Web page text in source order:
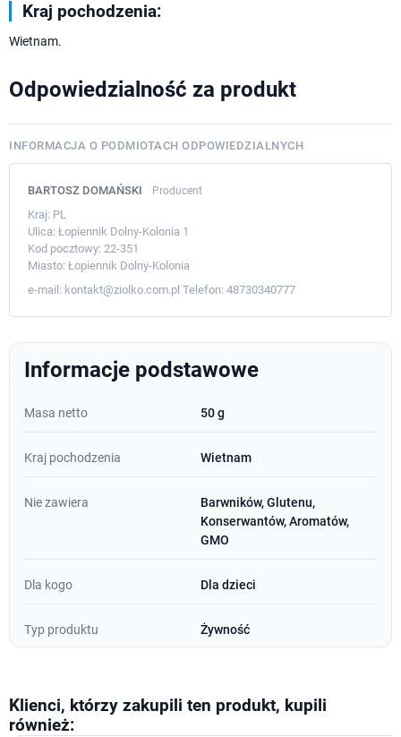
Kraj pochodzenia:
Wietnam.
Odpowiedzialność za produkt
INFORMACJA O PODMIOTACH ODPOWIEDZIALNYCH
BARTOSZ DOMAŃSKI Producent
Kraj: PL
Ulica: Łopiennik Dolny-Kolonia 1
Kod pocztowy: 22-351
Miasto: Łopiennik Dolny-Kolonia
e-mail: kontakt@ziolko.com.pl Telefon: 48730340777
Informacje podstawowe
Masa netto 50 g
Kraj pochodzenia Wietnam
Nie zawiera
Barwników, Glutenu,
Konserwantów, Aromatów,
GMO
Dla kogo Dla dzieci
Typ produktu Żywność
Klienci, którzy zakupili ten produkt, kupili
również: